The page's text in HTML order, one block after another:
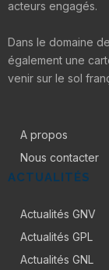
acteurs engagés.
Dans le domaine
également une
venir sur le sol
A propos
Nous contacter
ACTUALITÉS
Actualités GNV
Actualités GPL
Actualités GNL